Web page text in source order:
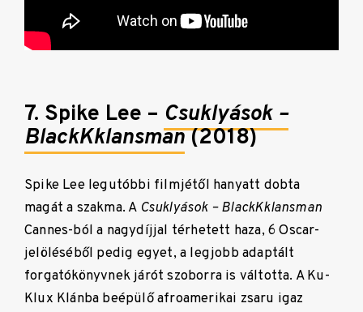
7. Spike Lee – Csuklyások –
BlackKklansman(2018)
Spike Lee legutóbbi filmjétől hanyatt dobta
magát a szakma. A Csuklyások – BlackKklansman
Cannes-ból a nagydíjjal térhetett haza, 6 Oscar-
jelöléséből pedig egyet, a legjobb adaptált
forgatókönyvnek járót szoborra is váltotta. A Ku-
Klux Klánba beépülő afroamerikai zsaru igaz